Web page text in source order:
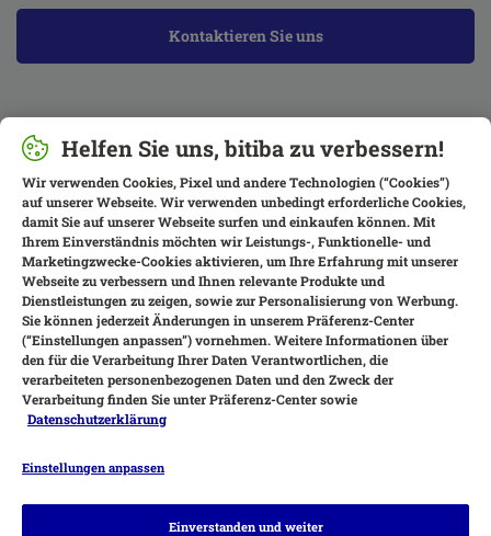
Kontaktieren Sie uns
Zahlungsarten
Helfen Sie uns, bitiba zu verbessern!
Wir verwenden Cookies, Pixel und andere Technologien (“Cookies”)
auf unserer Webseite. Wir verwenden unbedingt erforderliche Cookies,
damit Sie auf unserer Webseite surfen und einkaufen können. Mit
Ihrem Einverständnis möchten wir Leistungs-, Funktionelle- und
Marketingzwecke-Cookies aktivieren, um Ihre Erfahrung mit unserer
Webseite zu verbessern und Ihnen relevante Produkte und
Dienstleistungen zu zeigen, sowie zur Personalisierung von Werbung.
Sie können jederzeit Änderungen in unserem Präferenz-Center
(“Einstellungen anpassen”) vornehmen. Weitere Informationen über
den für die Verarbeitung Ihrer Daten Verantwortlichen, die
verarbeiteten personenbezogenen Daten und den Zweck der
Verarbeitung finden Sie unter Präferenz-Center sowie
Datenschutzerklärung
Einstellungen anpassen
Einverstanden und weiter